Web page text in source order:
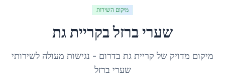
מיקום השירות
שערי ברזלבקריית גת
מיקום מדויק של קריית גת בדרום - נגישות מעולה לשירותי
שערי ברזל